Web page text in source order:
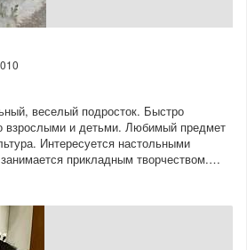
веселый подросток. Быстро
взрослыми и детьми. Любимый предмет
Интересуется настольными
прикладным творчеством.…